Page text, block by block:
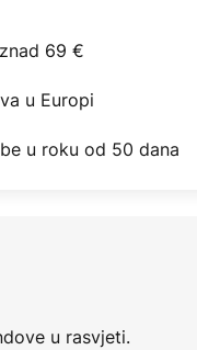
69 €
u Europi
u roku od 50 dana
u rasvjeti.